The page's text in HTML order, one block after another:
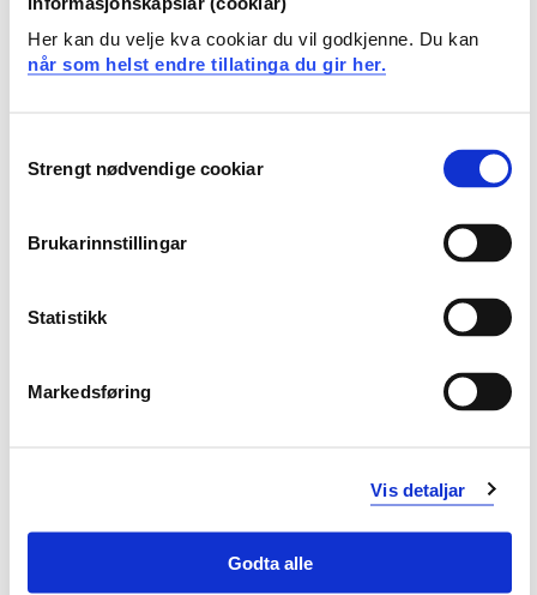
Her kan du velje kva cookiar du vil godkjenne. Du kan
når som helst endre tillatinga du gir her.
Selection
Strengt nødvendige cookiar
Brukarinnstillingar
Statistikk
Markedsføring
Vis detaljar
Godta alle
• Grunnleggende investeringsteori
• har grunnleggende kunnskaper om formålet med
• har forståelse for begrepene utgifter, kostnader,
• har forståelse for effekten av beholdningsendringer,
og kunne foreta vanlige periodiseringsposteringer
• kan forklare sammenhenger mellom transaksjoner og